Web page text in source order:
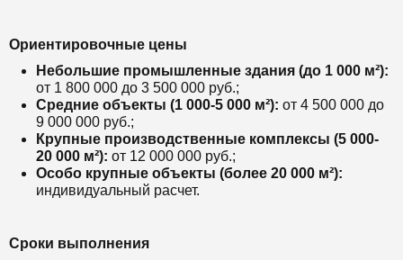
Ориентировочные цены
Небольшие промышленные здания (до 1 000 м²):
от 1 800 000 до 3 500 000 руб.;
Средние объекты (1 000-5 000 м²): от 4 500 000 до
9 000 000 руб.;
Крупные производственные комплексы (5 000-
20 000 м²): от 12 000 000 руб.;
Особо крупные объекты (более 20 000 м²):
индивидуальный расчет.
Сроки выполнения